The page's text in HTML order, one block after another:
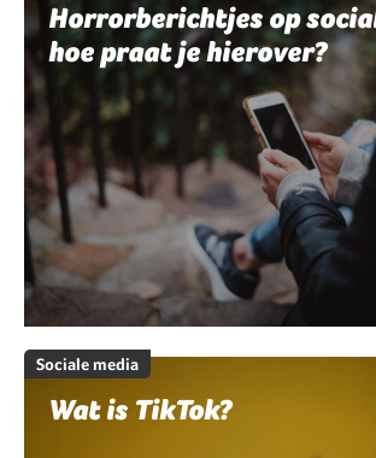
Horrorberichtjes op
hoe praat je hierover?
Sociale media
Wat is TikTok?